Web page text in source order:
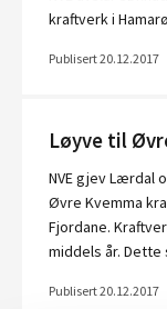
kraftverk i
Publisert 20.12.2017
Løyve til
NVE gjev Lærdal
Øvre Kvemma
Fjordane.
middels år. Dette
Publisert 20.12.2017